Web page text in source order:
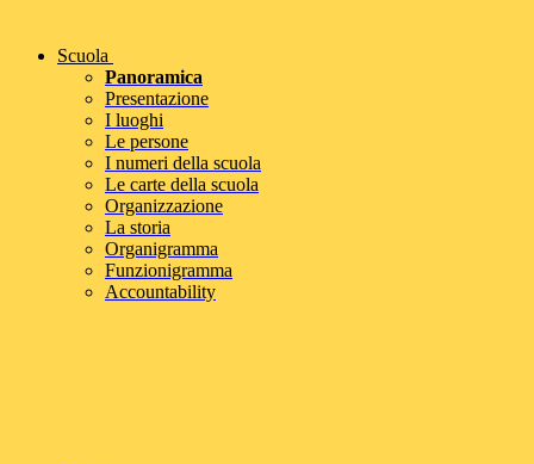
Scuola
Panoramica
Presentazione
I luoghi
Le persone
I numeri della scuola
Le carte della scuola
Organizzazione
La storia
Organigramma
Funzionigramma
Accountability